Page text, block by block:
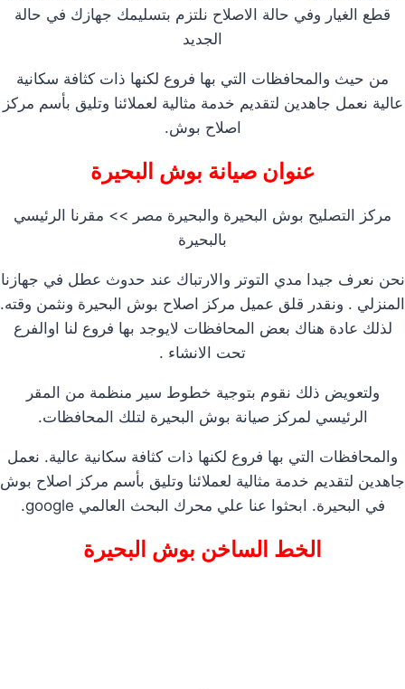
قطع الغيار وفي حالة الاصلاح نلتزم بتسليمك جهازك في حالة
الجديد
من حيث والمحافظات التي بها فروع لكنها ذات كثافة سكانية
عالية نعمل جاهدين لتقديم خدمة مثالية لعملائنا وتليق بأسم مركز
اصلاح بوش.
عنوان صيانة بوش البحيرة
مركز التصليح بوش البحيرة والبحيرة مصر >> مقرنا الرئيسي
بالبحيرة
نحن نعرف جيدا مدي التوتر والارتباك عند حدوث عطل في جهازنا
المنزلي . ونقدر قلق عميل مركز اصلاح بوش البحيرة ونثمن وقته.
لذلك عادة هناك بعض المحافظات لايوجد بها فروع لنا اوالفرع
تحت الانشاء .
ولتعويض ذلك نقوم بتوجية خطوط سير منظمة من المقر
الرئيسي لمركز صيانة بوش البحيرة لتلك المحافظات.
والمحافظات التي بها فروع لكنها ذات كثافة سكانية عالية. نعمل
جاهدين لتقديم خدمة مثالية لعملائنا وتليق بأسم مركز اصلاح بوش
في البحيرة. ابحثوا عنا علي محرك البحث العالمي google.
الخط الساخن بوش البحيرة